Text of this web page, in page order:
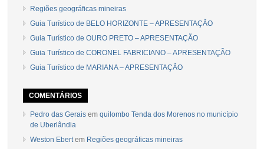
Regiões geográficas mineiras
Guia Turístico de BELO HORIZONTE – APRESENTAÇÃO
Guia Turístico de OURO PRETO – APRESENTAÇÃO
Guia Turístico de CORONEL FABRICIANO – APRESENTAÇÃO
Guia Turístico de MARIANA – APRESENTAÇÃO
COMENTÁRIOS
Pedro das Gerais emquilombo Tenda dos Morenos no município
de Uberlândia
Weston Ebert em Regiões geográficas mineiras